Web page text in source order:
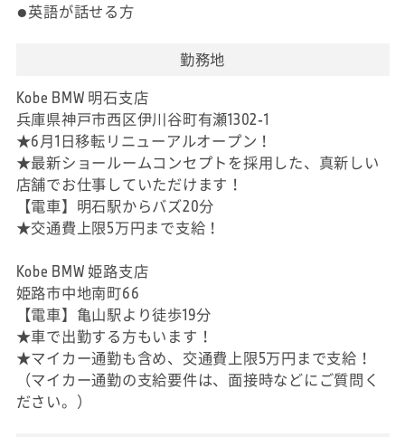
●英語が話せる方
勤務地
Kobe BMW 明石支店
兵庫県神戸市西区伊川谷町有瀬1302-1
★6月1日移転リニューアルオープン！
★最新ショールームコンセプトを採用した、真新しい
店舗でお仕事していただけます！
【電車】明石駅からバズ20分
★交通費上限5万円まで支給！
Kobe BMW 姫路支店
姫路市中地南町66
【電車】亀山駅より徒歩19分
★車で出勤する方もいます！
★マイカー通勤も含め、交通費上限5万円まで支給！
（マイカー通勤の支給要件は、面接時などにご質問く
ださい。）